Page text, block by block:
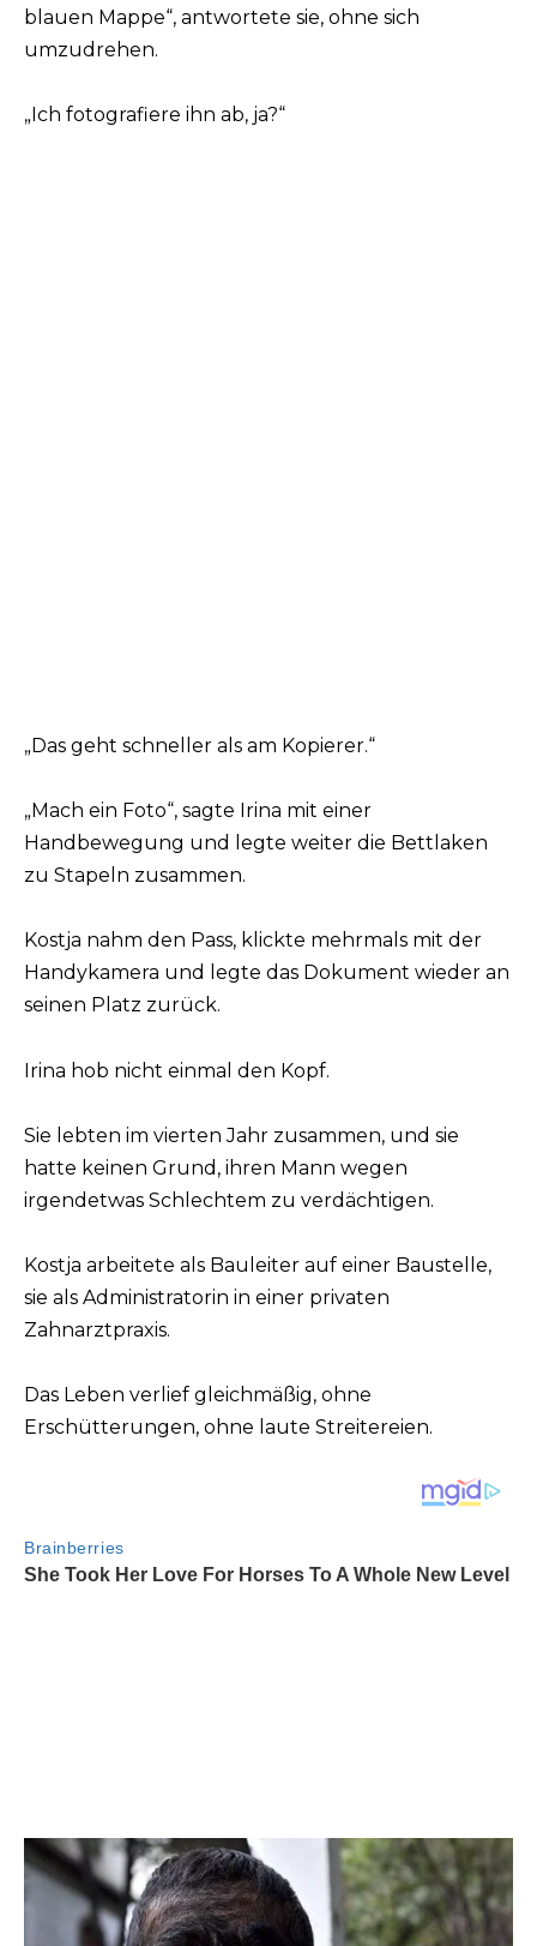
blauen Mappe“, antwortete sie, ohne sich
umzudrehen.
„Ich fotografiere ihn ab, ja?“
„Das geht schneller als am Kopierer.“
„Mach ein Foto“, sagte Irina mit einer
Handbewegung und legte weiter die Bettlaken
zu Stapeln zusammen.
Kostja nahm den Pass, klickte mehrmals mit der
Handykamera und legte das Dokument wieder an
seinen Platz zurück.
Irina hob nicht einmal den Kopf.
Sie lebten im vierten Jahr zusammen, und sie
hatte keinen Grund, ihren Mann wegen
irgendetwas Schlechtem zu verdächtigen.
Kostja arbeitete als Bauleiter auf einer Baustelle,
sie als Administratorin in einer privaten
Zahnarztpraxis.
Das Leben verlief gleichmäßig, ohne
Erschütterungen, ohne laute Streitereien.